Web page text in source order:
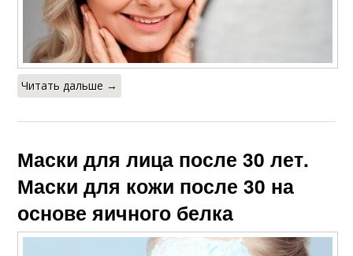
Читать дальше →
Маски для лица после 30 лет.
Маски для кожи после 30 на
основе яичного белка